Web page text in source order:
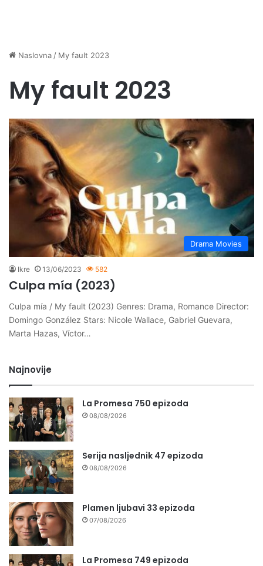
Naslovna / My fault 2023
My fault 2023
Drama Movies
Ikre 13/06/2023 582
Culpa mía (2023)
Culpa mía / My fault (2023) Genres: Drama, Romance Director:
Domingo González Stars: Nicole Wallace, Gabriel Guevara,
Marta Hazas, Víctor…
Najnovije
La Promesa 750 epizoda
08/08/2026
Serija nasljednik 47 epizoda
08/08/2026
Plamen ljubavi 33 epizoda
07/08/2026
La Promesa 749 epizoda